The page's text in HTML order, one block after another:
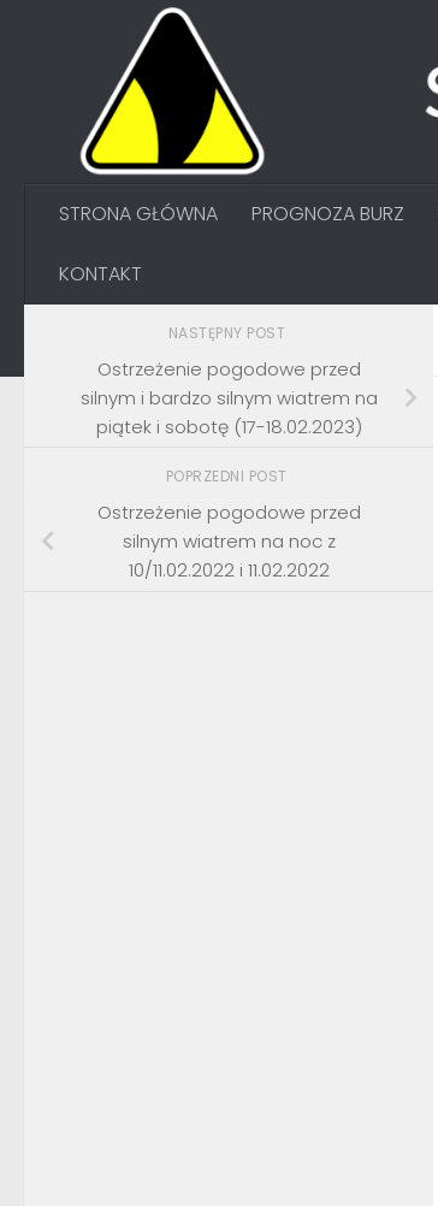
Przejdź do treści
STRONA GŁÓWNA PROGNOZA BURZ
KONTAKT
NASTĘPNY POST
Ostrzeżenie pogodowe przed
silnym i bardzo silnym wiatrem na
piątek i sobotę (17-18.02.2023)
POPRZEDNI POST
Ostrzeżenie pogodowe przed
silnym wiatrem na noc z
10/11.02.2022 i 11.02.2022